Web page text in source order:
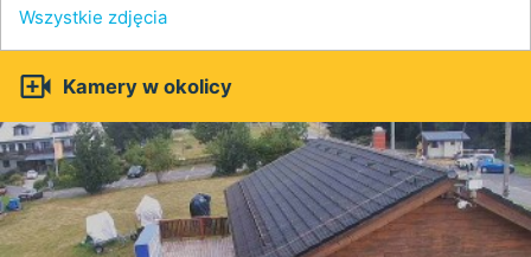
Wszystkie zdjęcia
 Kamery w okolicy